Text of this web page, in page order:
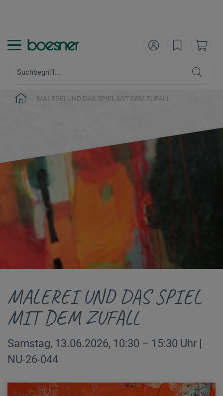
MALEREI UND DAS SPIEL MIT DEM ZUFALL
MALEREI UND DAS SPIEL
MIT DEM ZUFALL
Samstag, 13.06.2026, 10:30 – 15:30 Uhr |
NU-26-044